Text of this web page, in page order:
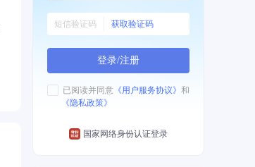
获取验证码
登录/注册
已阅读并同意 《用户服务协议》 和
《隐私政策》
国家网络身份认证登录